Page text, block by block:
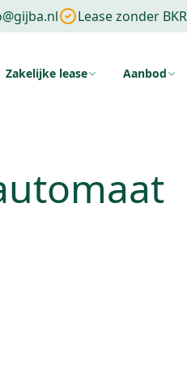
Lease zonder BKR
Zakelijke lease Aanbod